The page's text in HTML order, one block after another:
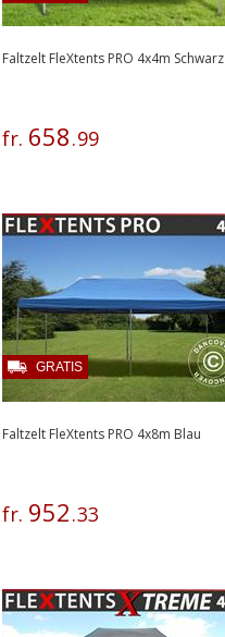
Faltzelt FleXtents PRO 4x4m Schwarz
fr. 658.99
Faltzelt FleXtents PRO 4x8m Blau
fr. 952.33
GRATIS